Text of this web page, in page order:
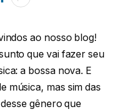
ao nosso blog!
que vai fazer seu
a bossa nova. E
música, mas sim das
gênero que